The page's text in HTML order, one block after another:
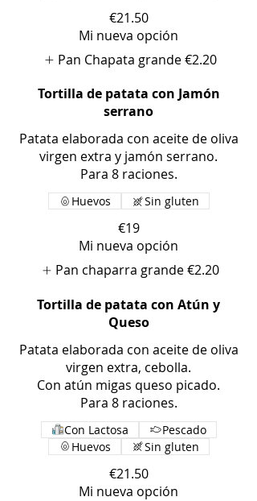
€21.50
Mi nueva opción
Pan Chapata grande€2.20
Tortilla de patata con Jamón
serrano
Patata elaborada con aceite de oliva
virgen extra y jamón serrano.
Para 8 raciones.
€19
Huevos Sin gluten
Mi nueva opción
Pan chaparra grande€2.20
Tortilla de patata con Atún y
Queso
Patata elaborada con aceite de oliva
virgen extra, cebolla.
Con atún migas queso picado.
Para 8 raciones.
€21.50
Con Lactosa
Pescado
Huevos
Sin gluten
Mi nueva opción